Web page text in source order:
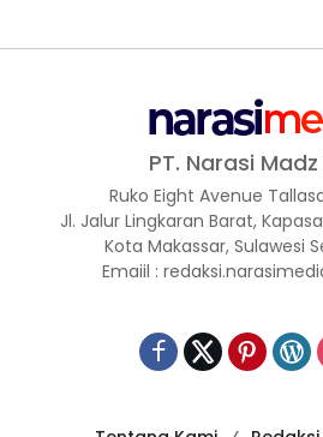
PT. Narasi
Ruko Eight Avenue
Jl. Jalur Lingkaran Barat,
Kota Makassar, Sulawesi
Emaiil :